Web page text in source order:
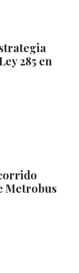
285 en
Metrobus